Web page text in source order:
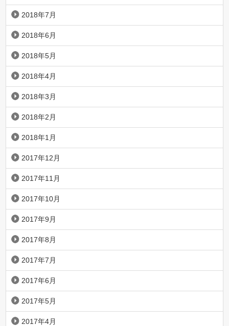
2018年7月
2018年6月
2018年5月
2018年4月
2018年3月
2018年2月
2018年1月
2017年12月
2017年11月
2017年10月
2017年9月
2017年8月
2017年7月
2017年6月
2017年5月
2017年4月